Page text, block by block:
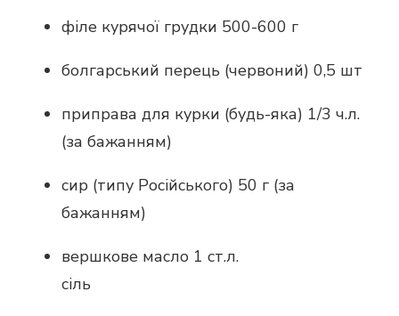
філе курячої грудки 500-600 г
болгарський перець (червоний) 0,5 шт
приправа для курки (будь-яка) 1/3 ч.л.
(за бажанням)
сир (типу Російського) 50 г (за
бажанням)
вершкове масло 1 ст.л.
сіль